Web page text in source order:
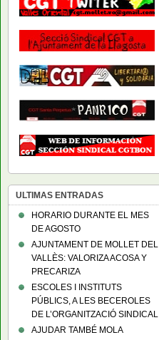
ULTIMAS ENTRADAS
HORARIO DURANTE EL MES
DE AGOSTO
AJUNTAMENT DE MOLLET DEL
VALLÈS: VALORIZA ACOSA Y
PRECARIZA
ESCOLES I INSTITUTS
PÚBLICS, A LES BECEROLES
DE L’ORGANITZACIÓ SINDICAL
AJUDAR TAMBÉ MOLA